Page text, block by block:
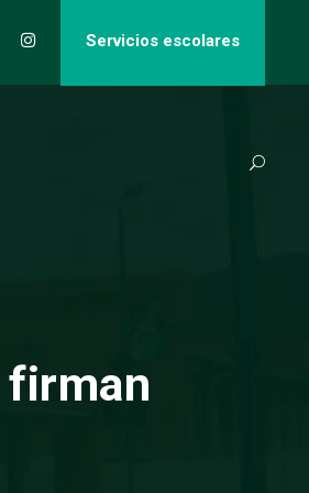
Servicios escolares
firman